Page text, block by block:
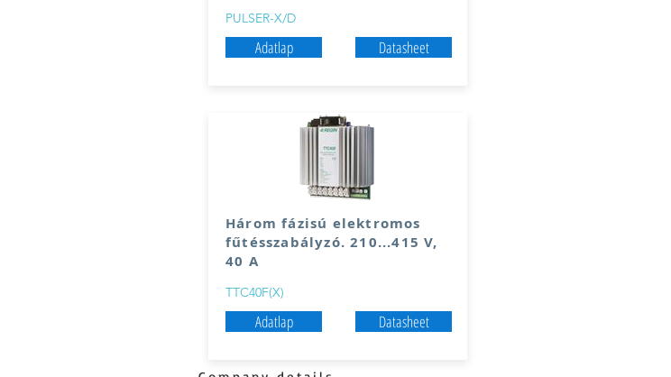
PULSER-X/D
Adatlap Datasheet
Három fázisú elektromos
fűtésszabályzó. 210...415 V,
40 A
TTC40F(X)
Adatlap Datasheet